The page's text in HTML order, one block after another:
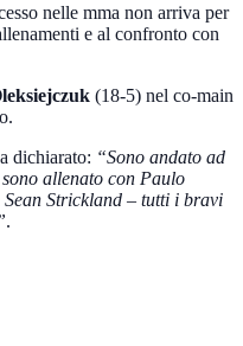
nelle mma non arriva per
e al confronto con
(18-5) nel co-main
dichiarato: “Sono andato ad
allenato con Paulo
Strickland – tutti i bravi
.